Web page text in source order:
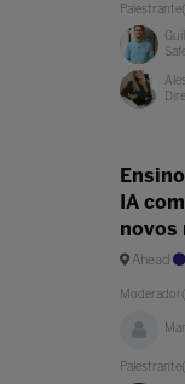
IA
novos
Ahead